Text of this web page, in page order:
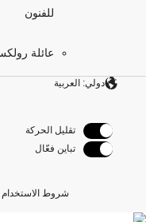
للفنون
عائلة
دولي: العربية
تقليل الحركة
تباين فعّال
شروط الاستخدام